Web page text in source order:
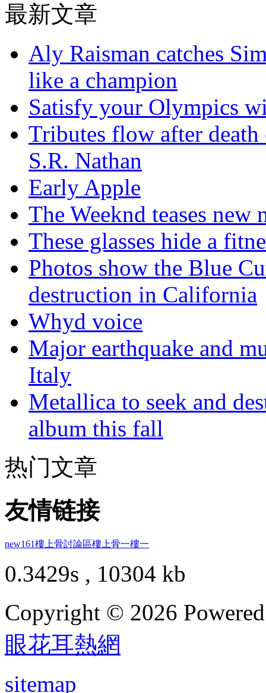
最新文章
Aly Raisman catches
like a champion
Satisfy your Olympics
Tributes flow after
S.R. Nathan
Early Apple
The Weeknd teases
These glasses hide a
Photos show the Blue
destruction in California
Whyd voice
Major earthquake and
Italy
Metallica to seek and
album this fall
热门文章
友情链接
new161樓上骨討論區樓上骨一樓一
0.3429s , 10304 kb
Copyright © 2026
眼花耳熱網
sitemap